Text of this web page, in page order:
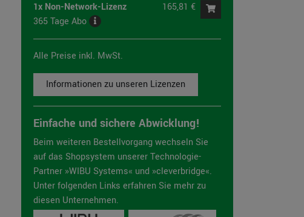
1x Non-Network-Lizenz
365 Tage Abo
165,81 €
Alle Preise inkl. MwSt.
Informationen zu unseren Lizenzen
Einfache und sichere Abwicklung!
Beim weiteren Bestellvorgang wechseln Sie
auf das Shopsystem unserer Technologie-
Partner »WIBU Systems« und »cleverbridge«.
Unter folgenden Links erfahren Sie mehr zu
diesen Unternehmen.